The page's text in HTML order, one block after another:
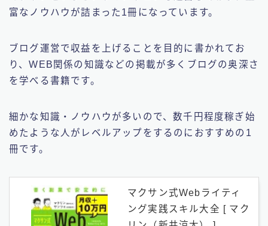
富なノウハウが詰まった1冊になっています。
ブログ運営で収益を上げることを目的に書かれてお
り、WEB関係の知識などの掲載が多くブログの奥深さ
を学べる書籍です。
細かな知識・ノウハウが多いので、数千円程度稼ぎ始
めたような人がレベルアップをするのにおすすめの1
冊です。
マクサン式Webライティ
ング実践スキル大全 [ マク